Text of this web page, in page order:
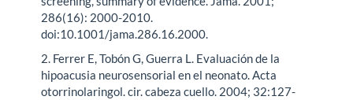
286(16): 2000-2010.
doi:10.1001/jama.286.16.2000.
2. Ferrer E, Tobón G, Guerra L. Evaluación de la
hipoacusia neurosensorial en el neonato. Acta
otorrinolaringol. cir. cabeza cuello. 2004; 32:127-